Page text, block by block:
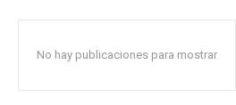
No hay publicaciones para mostrar